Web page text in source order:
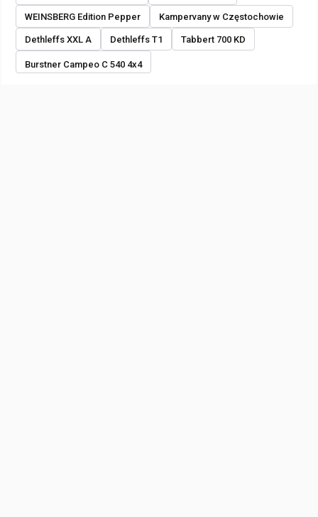
WEINSBERG Edition Pepper Kampervany w Częstochowie
Dethleffs XXL A Dethleffs T1 Tabbert 700 KD
Burstner Campeo C 540 4x4